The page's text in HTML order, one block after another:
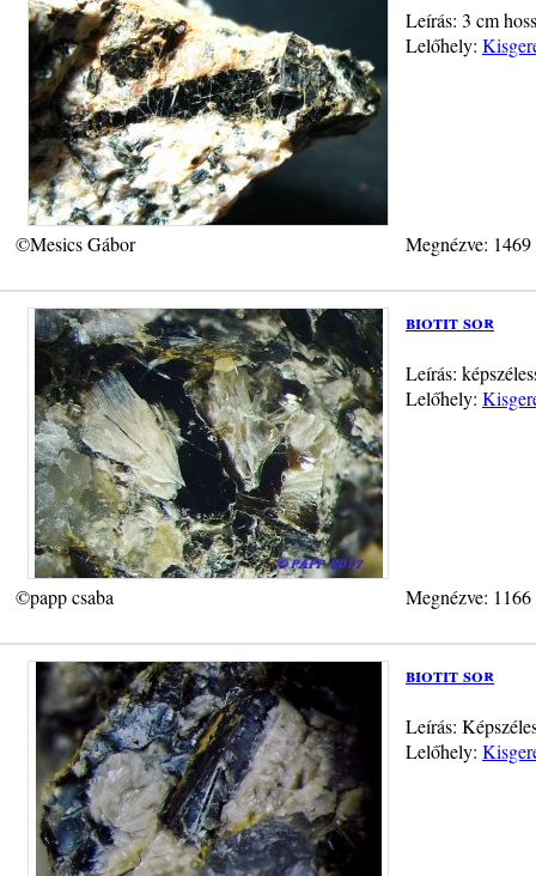
Leírás: 3 cm
Lelőhely:
©Mesics Gábor Megnézve:
biotit sor
Leírás:
Lelőhely:
©papp csaba Megnézve:
biotit sor
Leírás:
Lelőhely: